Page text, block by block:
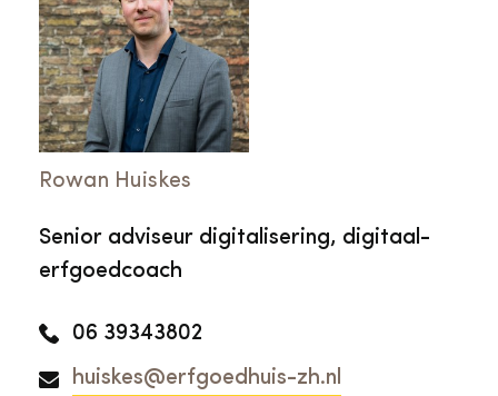
Rowan Huiskes
Senior adviseur digitalisering, digitaal-
erfgoedcoach
06 39343802
huiskes@erfgoedhuis-zh.nl